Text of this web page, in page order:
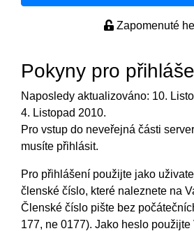
Zapomenuté
Pokyny pro
Naposledy aktualizováno: 10.
4. Listopad 2010.
Pro vstup do neveřejná části
musíte přihlásit.
Pro přihlášení použijte jako
členské číslo, které naleznete na
Členské číslo pište bez
177, ne 0177). Jako heslo